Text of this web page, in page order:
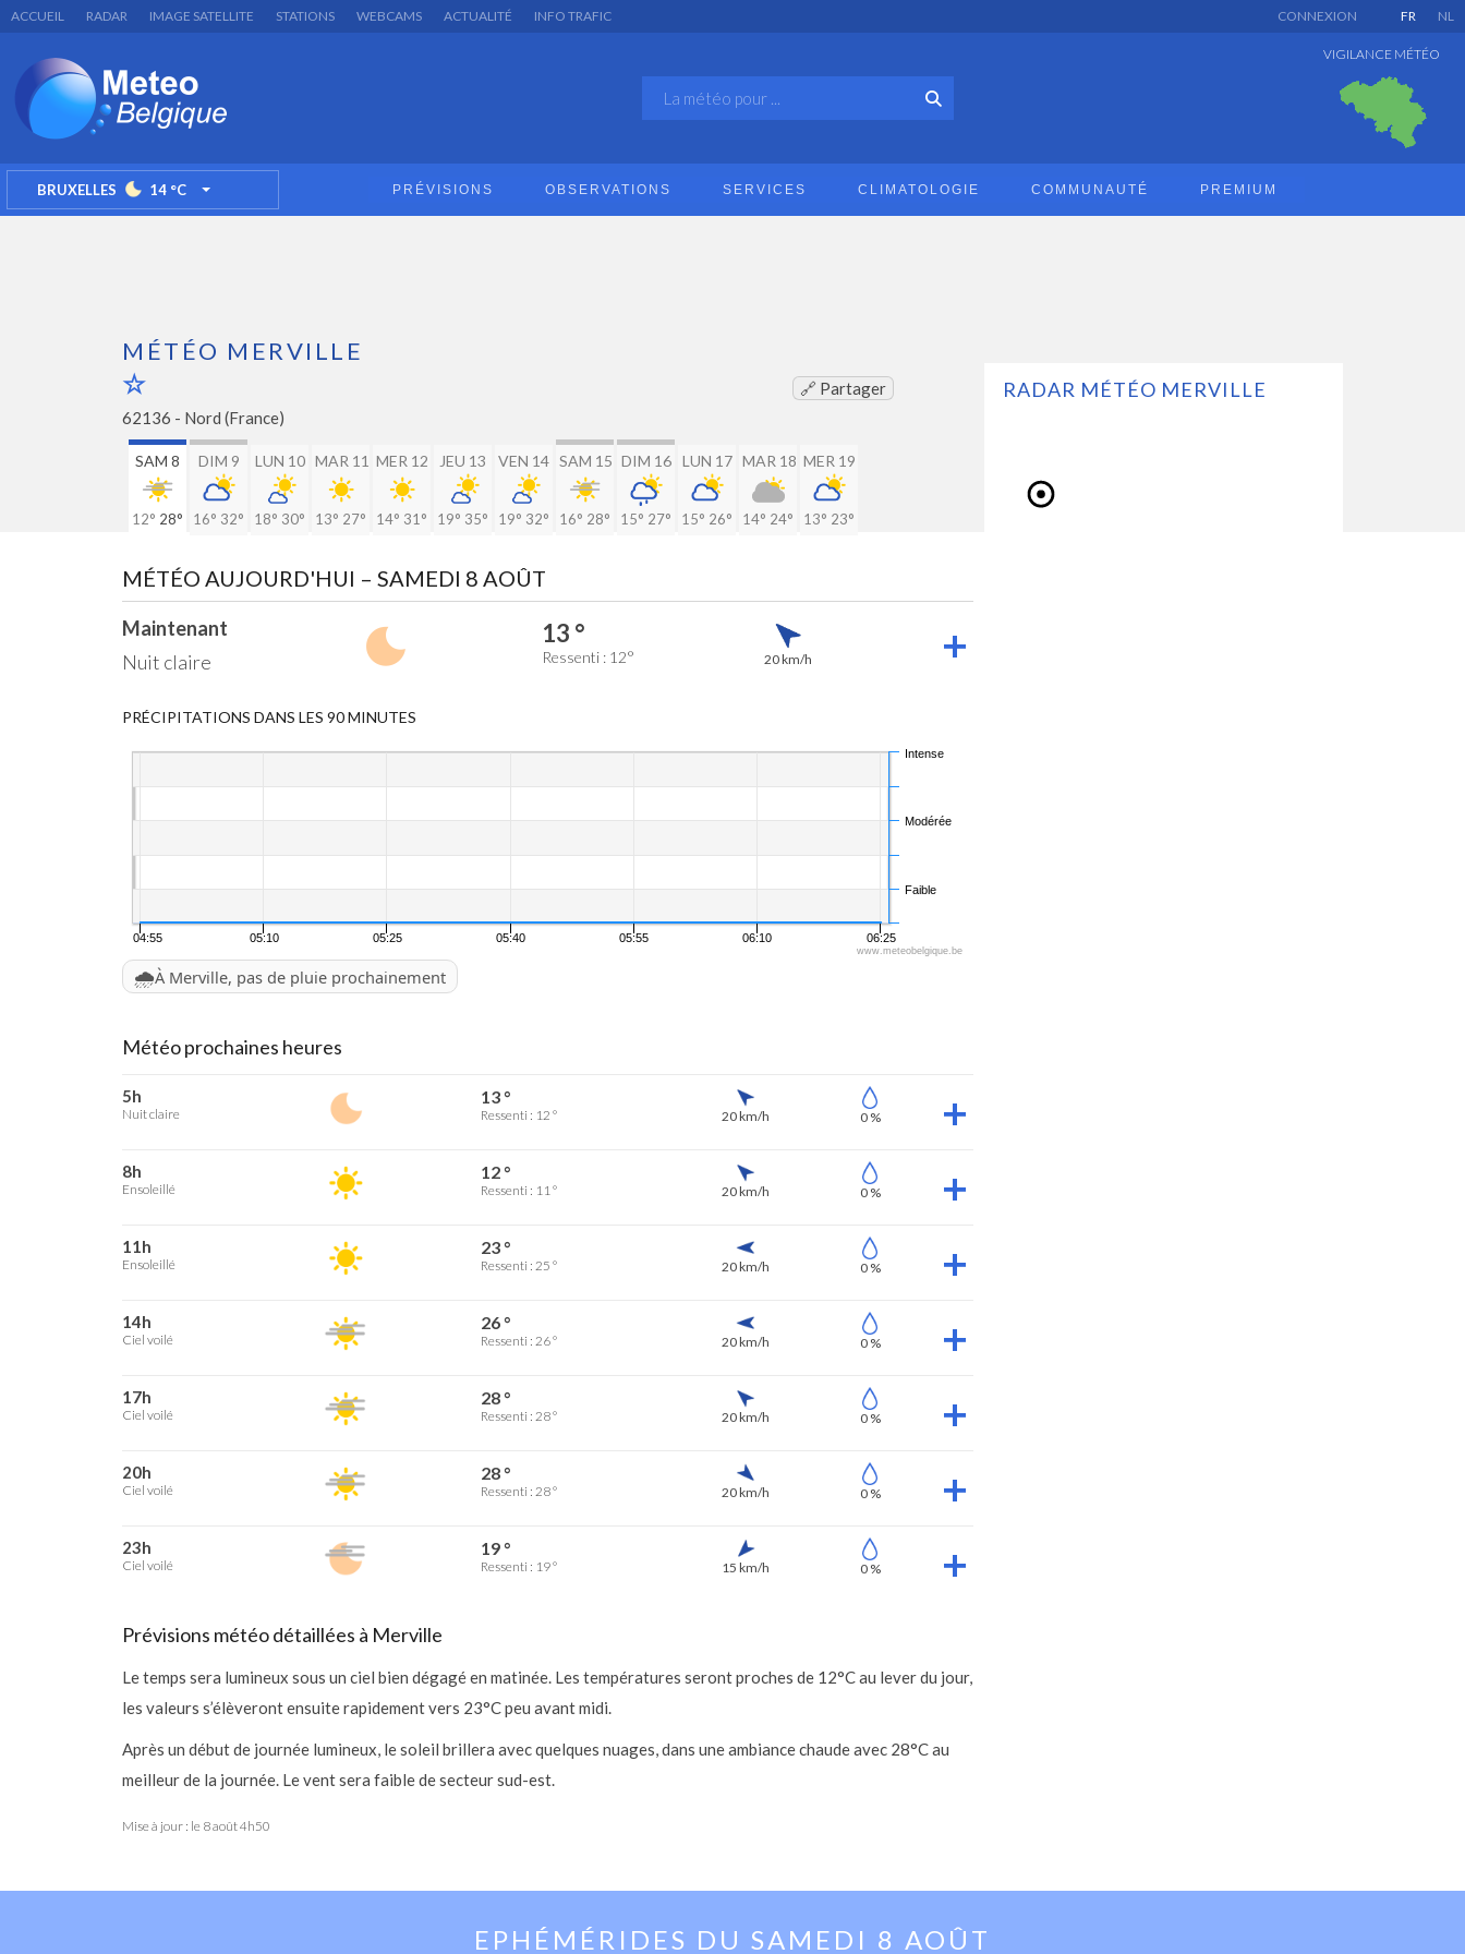
ACCUEIL RADAR IMAGE SATELLITE STATIONS WEBCAMS ACTUALITÉ INFO TRAFIC FR NL
CONNEXION
VIGILANCE MÉTÉO
BRUXELLES 14°C TOGGLE DROPDOWN PRÉVISIONS OBSERVATIONS SERVICES CLIMATOLOGIE COMMUNAUTÉ PREMIUM
MÉTÉO MERVILLE
🔗 Partager
62136 - Nord (France)
SAM 8
12° 28°
DIM 9
16° 32°
LUN 10
18° 30°
MAR 11
13° 27°
MER 12
14° 31°
JEU 13
19° 35°
VEN 14
19° 32°
SAM 15
16° 28°
DIM 16
15° 27°
LUN 17
15° 26°
MAR 18
14° 24°
MER 19
13° 23°
MÉTÉO AUJOURD'HUI – SAMEDI 8 AOÛT
Maintenant
Nuit claire
13 °
Ressenti : 12° 20 km/h
PRÉCIPITATIONS DANS LES 90 MINUTES
04:55 05:10 05:25 05:40 05:55 06:10 06:25
Faible
Modérée
Intense
www.meteobelgique.be
🌧️À Merville, pas de pluie prochainement
Météo prochaines heures
5h
Nuit claire
13 °
Ressenti : 12 ° 20 km/h 0 %
8h
Ensoleillé
12 °
Ressenti : 11 ° 20 km/h 0 %
11h
Ensoleillé
23 °
Ressenti : 25 ° 20 km/h 0 %
14h
Ciel voilé
26 °
Ressenti : 26 ° 20 km/h 0 %
17h
Ciel voilé
28 °
Ressenti : 28 ° 20 km/h 0 %
20h
Ciel voilé
28 °
Ressenti : 28 ° 20 km/h 0 %
23h
Ciel voilé
19 °
Ressenti : 19 ° 15 km/h 0 %
Prévisions météo détaillées à Merville
Le temps sera lumineux sous un ciel bien dégagé en matinée. Les températures seront proches de 12°C au lever du jour,
les valeurs s’élèveront ensuite rapidement vers 23°C peu avant midi.
Après un début de journée lumineux, le soleil brillera avec quelques nuages, dans une ambiance chaude avec 28°C au
meilleur de la journée. Le vent sera faible de secteur sud-est.
Mise à jour : le 8 août 4h50
RADAR MÉTÉO MERVILLE
EPHÉMÉRIDES DU SAMEDI 8 AOÛT